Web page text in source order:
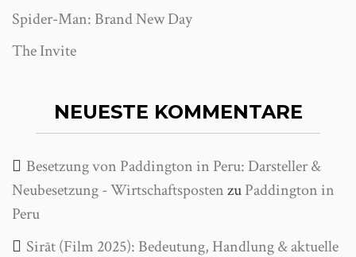
Spider-Man: Brand New Day
The Invite
NEUESTE KOMMENTARE
Besetzung von Paddington in Peru: Darsteller &
Neubesetzung - WirtschaftspostenzuPaddington in
Peru
Sirāt (Film 2025): Bedeutung, Handlung & aktuelle